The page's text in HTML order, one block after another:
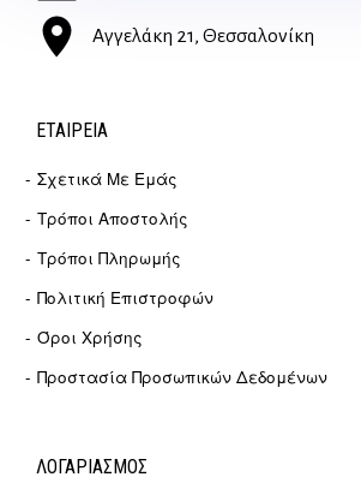
Αγγελάκη 21, Θεσσαλονίκη
ΕΤΑΙΡΕΊΑ
Σχετικά Με Εμάς
Τρόποι Αποστολής
Τρόποι Πληρωμής
Πολιτική Επιστροφών
Όροι Χρήσης
Προστασία Προσωπικών Δεδομένων
ΛΟΓΑΡΙΑΣΜΟΣ